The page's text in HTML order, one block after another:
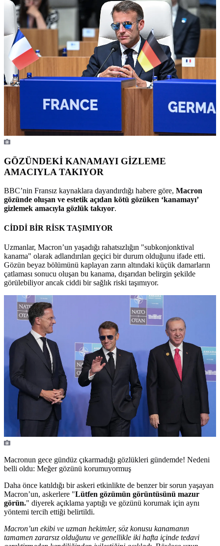
GÖZÜNDEKİ KANAMAYI GİZLEME
AMACIYLA TAKIYOR
BBC’nin Fransız kaynaklara dayandırdığı habere göre, Macron
gözünde oluşan ve estetik açıdan kötü gözüken ‘kanamayı’
gizlemek amacıyla gözlük takıyor.
CİDDİ BİR RİSK TAŞIMIYOR
Uzmanlar, Macron’un yaşadığı rahatsızlığın "subkonjonktival
kanama" olarak adlandırılan geçici bir durum olduğunu ifade etti.
Gözün beyaz bölümünü kaplayan zarın altındaki küçük damarların
çatlaması sonucu oluşan bu kanama, dışarıdan belirgin şekilde
görülebiliyor ancak ciddi bir sağlık riski taşımıyor.
Macronun gece gündüz çıkarmadığı gözlükleri gündemde! Nedeni
belli oldu: Meğer gözünü korumuyormuş
Daha önce katıldığı bir askeri etkinlikte de benzer bir sorun yaşayan
Macron’un, askerlere "Lütfen gözümün görüntüsünü mazur
görün." diyerek açıklama yaptığı ve gözünü korumak için aynı
yöntemi tercih ettiği belirtildi.
Macron’un ekibi ve uzman hekimler, söz konusu kanamanın
tamamen zararsız olduğunu ve genellikle iki hafta içinde tedavi